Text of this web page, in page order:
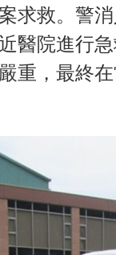
求救。警
醫院進行
重，最終